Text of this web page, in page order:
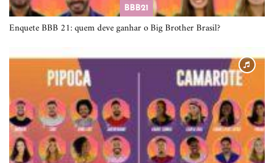
BBB21
Enquete BBB 21: quem deve ganhar o Big Brother Brasil?